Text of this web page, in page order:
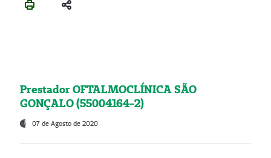
Prestador OFTALMOCLÍNICA SÃO
GONÇALO (55004164-2)
07 de Agosto de 2020